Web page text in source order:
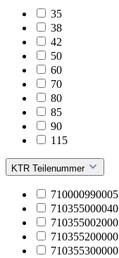
35
38
42
50
60
70
80
85
90
115
KTR Teilenummer
710000990005
710355000040
710355002000
710355200000
710355300000